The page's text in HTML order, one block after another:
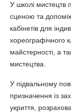
У школі мистецтв
сценою та
кабінетів для
хореографічного
майстерності, а
мистецтва.
У підвальному
призначення із
укриття,